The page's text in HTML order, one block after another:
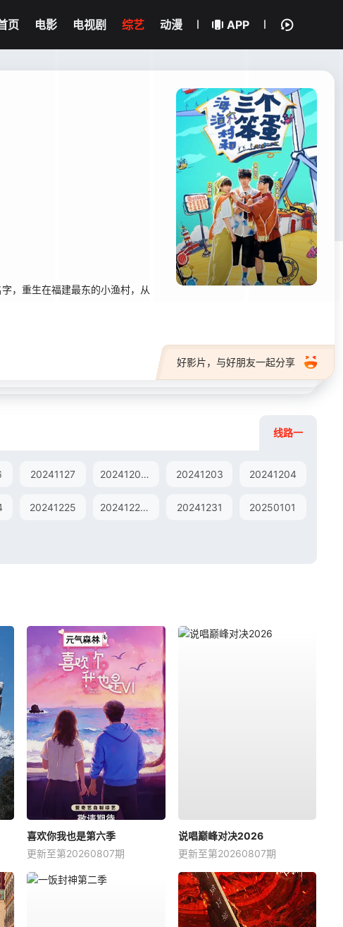
页 电影 电视剧 综艺 动漫 APP
，重生在福建最东的小渔村，从
好影片，与好朋友一起分享
线路一
20241127 20241201衍生东山TV 20241203 20241204
20241225 20241229东山TV 20241231 20250101
喜欢你我也是第六季
更新至第20260807期
说唱巅峰对决2026
更新至第20260807期